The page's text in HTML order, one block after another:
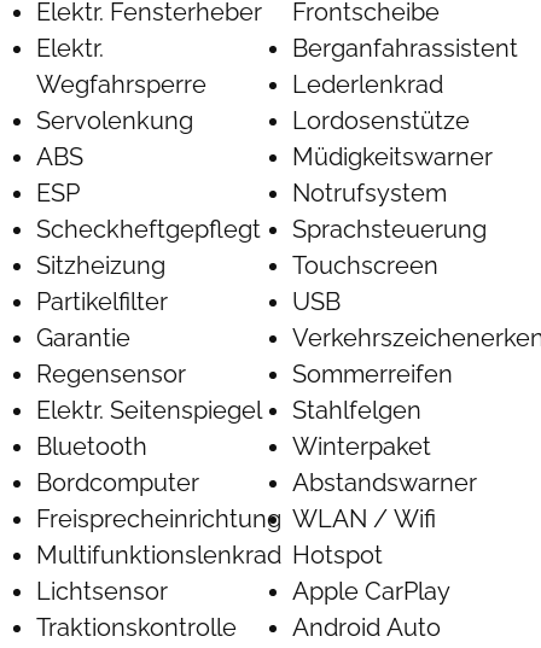
Elektr. Fensterheber
Elektr.
Wegfahrsperre
Servolenkung
ABS
ESP
Scheckheftgepflegt
Sitzheizung
Partikelfilter
Garantie
Regensensor
Elektr. Seitenspiegel
Bluetooth
Bordcomputer
Freisprecheinrichtung
Multifunktionslenkrad
Lichtsensor
Traktionskontrolle
Frontscheibe
Berganfahrassistent
Lederlenkrad
Lordosenstütze
Müdigkeitswarner
Notrufsystem
Sprachsteuerung
Touchscreen
USB
Sommerreifen
Stahlfelgen
Winterpaket
Abstandswarner
WLAN / Wifi
Hotspot
Apple CarPlay
Android Auto